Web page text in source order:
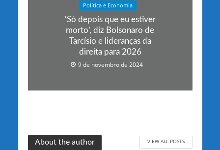
Política e Economia
‘Só depois que eu estiver
morto’, diz Bolsonaro de
Tarcísio e lideranças da
direita para 2026
9 de novembro de 2024
About the author VIEW ALL POSTS